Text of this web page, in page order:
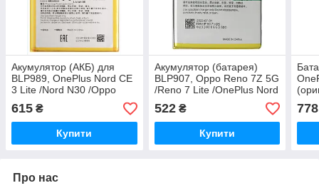
Акумулятор (АКБ) для
BLP989, OnePlus Nord CE
3 Lite /Nord N30 /Oppo
A98, 5000mAh, оригінал
PRC
615 ₴
Купити
Акумулятор (батарея)
BLP907, Oppo Reno 7Z 5G
/Reno 7 Lite /OnePlus Nord
N20 5G, 4500mAh,
оригінал PRC
522₴
Купити
778
Про нас